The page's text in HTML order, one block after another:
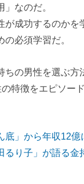
なのだ。
が成功するのかを
の必須学習だ。
ちの男性を選ぶ方
の特徴をエピソー
底」から年収12億
るり子」が語る金